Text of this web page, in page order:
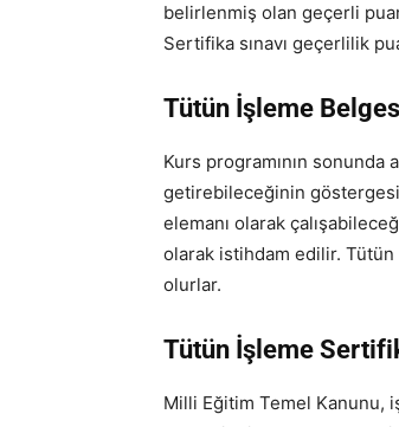
belirlenmiş olan geçerli
Sertifika sınavı geçerlilik
Tütün İşleme
Kurs programının
getirebileceğinin
elemanı olarak
olarak istihdam edilir.
olurlar.
Tütün İşleme
Milli Eğitim Temel Kanunu,